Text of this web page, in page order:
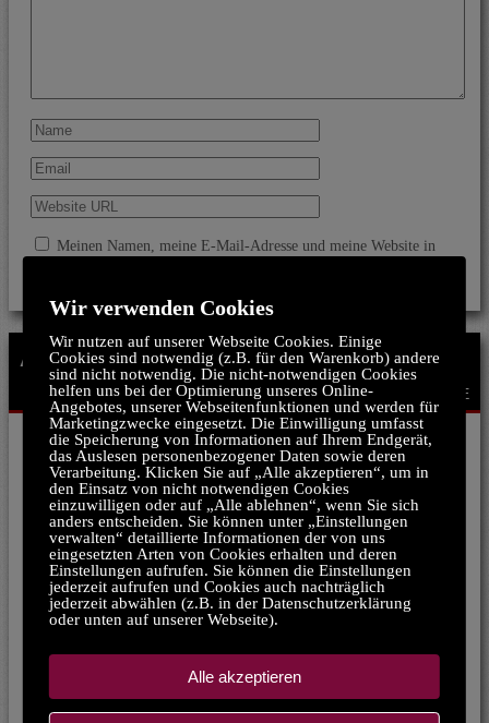
Meinen Namen, meine E-Mail-Adresse und meine Website in
ÄHNLICH WIE SALAMANDER:
ZURÜCK ZUR STARTSEITE
Trendyol
Otto
Wir verwenden Cookies
Wir nutzen auf unserer Webseite Cookies. Einige
Cookies sind notwendig (z.B. für den Warenkorb) andere
sind nicht notwendig. Die nicht-notwendigen Cookies
helfen uns bei der Optimierung unseres Online-
Angebotes, unserer Webseitenfunktionen und werden für
Marketingzwecke eingesetzt. Die Einwilligung umfasst
die Speicherung von Informationen auf Ihrem Endgerät,
das Auslesen personenbezogener Daten sowie deren
Verarbeitung. Klicken Sie auf „Alle akzeptieren“, um in
den Einsatz von nicht notwendigen Cookies
einzuwilligen oder auf „Alle ablehnen“, wenn Sie sich
anders entscheiden. Sie können unter „Einstellungen
verwalten“ detaillierte Informationen der von uns
eingesetzten Arten von Cookies erhalten und deren
Einstellungen aufrufen. Sie können die Einstellungen
jederzeit aufrufen und Cookies auch nachträglich
jederzeit abwählen (z.B. in der Datenschutzerklärung
oder unten auf unserer Webseite).
Alle akzeptieren